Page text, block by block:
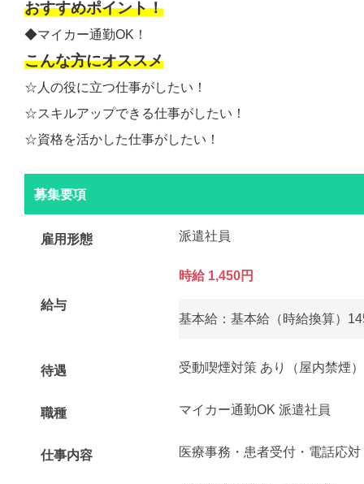
おすすめポイント！
◆マイカー通勤OK！
こんな方にオススメ
☆人の役に立つ仕事がしたい！
☆スキルアップできる仕事がしたい！
☆資格を活かした仕事がしたい！
募集要項
雇用形態 派遣社員
給与
時給 1,450円
基本給：基本給（時給換算）
待遇 受動喫煙対策 あり（屋内禁煙）
職種 マイカー通勤OK 派遣社員
仕事内容 医療事務・患者受付・電話応対